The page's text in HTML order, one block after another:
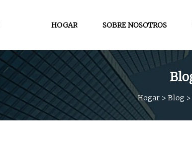
HOGAR SOBRE NOSOTROS
Hogar> Blog >